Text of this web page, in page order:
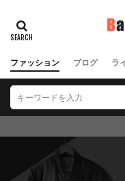
ファッション ブログ ラ